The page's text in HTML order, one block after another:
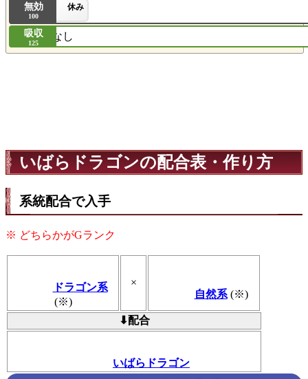
無効
100
休み
吸収
125
なし
いばらドラゴンの配合表・作り方
系統配合で入手
※ どちらかがGランク
ドラゴン系
(※)
×
自然系(※)
⬇配合
いばらドラゴン